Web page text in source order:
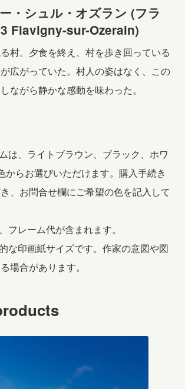
・シュル・オズラン (フラ
Flavigny-sur-Ozerain)
村。夕食を終え、村を歩き回っている
広がっていた。村人の姿はなく、この
ながら静かな感動を味わった。
は、ライトブラウン、ブラック、ホワ
からお選びいただけます。購入手続き
、お問合せ欄にご希望の色を記入して
フレーム代が含まれます。
な印画紙サイズです。作家の意図や図
場合があります。